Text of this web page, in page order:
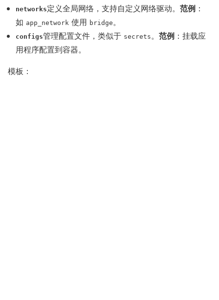
networks定义全局网络，支持自定义网络驱动。 范例 ：
如 app_network 使用 bridge 。
configs管理配置文件，类似于 secrets 。 范例 ：挂载应
用程序配置到容器。
模板：